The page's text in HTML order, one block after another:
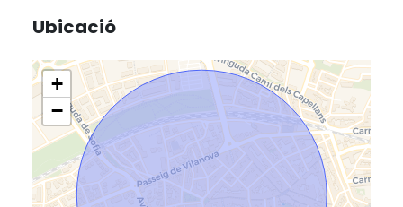
Ubicació
+
−